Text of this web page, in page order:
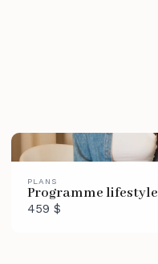
PLANS
Programme lifestyle
459 $